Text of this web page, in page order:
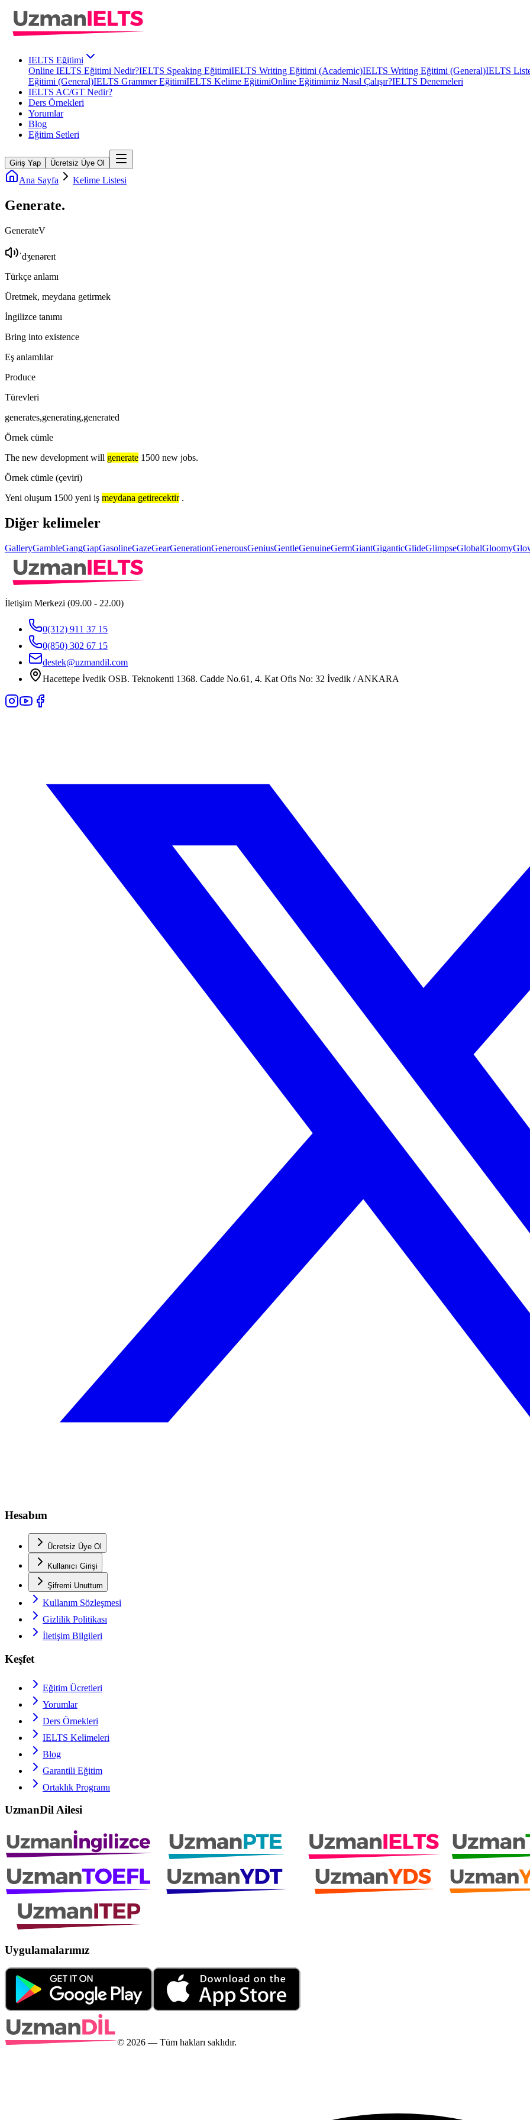
IELTS Eğitimi
Online IELTS Eğitimi Nedir?IELTS Speaking EğitimiIELTS Writing Eğitimi (Academic)IELTS Writing Eğitimi (General)IELTS
Eğitimi (General)IELTS Grammer EğitimiIELTS Kelime EğitimiOnline Eğitimimiz Nasıl Çalışır?IELTS Denemeleri
IELTS AC/GT Nedir?
Ders Örnekleri
Yorumlar
Blog
Eğitim Setleri
Giriş Yap Ücretsiz Üye Ol
Ana Sayfa Kelime Listesi
Generate.
GenerateV
ˈdʒenəreɪt
Türkçe anlamı
Üretmek, meydana getirmek
İngilizce tanımı
Bring into existence
Eş anlamlılar
Produce
Türevleri
generates,generating,generated
Örnek cümle
The new development will generate 1500 new jobs.
Örnek cümle (çeviri)
Yeni oluşum 1500 yeni iş meydana getirecektir .
Diğer kelimeler
GalleryGambleGangGapGasolineGazeGearGenerationGenerousGeniusGentleGenuineGermGiantGiganticGlideGlimpseGlobalGloomy
İletişim Merkezi (09.00 - 22.00)
0(312) 911 37 15
0(850) 302 67 15
destek@uzmandil.com
Hacettepe İvedik OSB. Teknokenti 1368. Cadde No.61, 4. Kat Ofis No: 32 İvedik / ANKARA
Hesabım
Ücretsiz Üye Ol
Kullanıcı Girişi
Şifremi Unuttum
Kullanım Sözleşmesi
Gizlilik Politikası
İletişim Bilgileri
Keşfet
Eğitim Ücretleri
Yorumlar
Ders Örnekleri
IELTS Kelimeleri
Blog
Garantili Eğitim
Ortaklık Programı
UzmanDil Ailesi
Uygulamalarımız
© 2026 — Tüm hakları saklıdır.